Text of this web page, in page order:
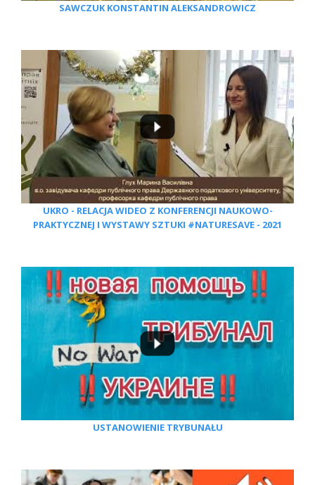
SAWCZUK KONSTANTIN ALEKSANDROWICZ
UKRO - RELACJA WIDEO Z KONFERENCJI NAUKOWO-
PRAKTYCZNEJ I WYSTAWY SZTUKI #NATURESAVE - 2021
USTANOWIENIE TRYBUNAŁU